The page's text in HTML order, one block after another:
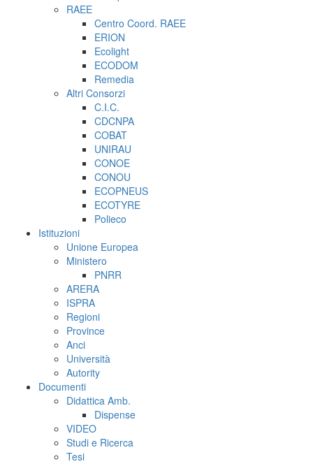
RAEE
Centro Coord. RAEE
ERION
Ecolight
ECODOM
Remedia
Altri Consorzi
C.I.C.
CDCNPA
COBAT
UNIRAU
CONOE
CONOU
ECOPNEUS
ECOTYRE
Polieco
Istituzioni
Unione Europea
Ministero
PNRR
ARERA
ISPRA
Regioni
Province
Anci
Università
Autority
Documenti
Didattica Amb.
Dispense
VIDEO
Studi e Ricerca
Tesi